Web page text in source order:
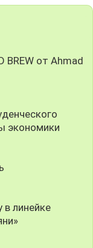
BREW от Ahmad
экономики
в линейке